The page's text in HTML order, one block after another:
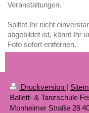
Veranstaltungen.
Solltet Ihr nicht
abgebildet ist, könnt Ihr
Foto sofort entfernen.
Druckversion |
Ballett- & Tanzschule
Monheimer Straße 28